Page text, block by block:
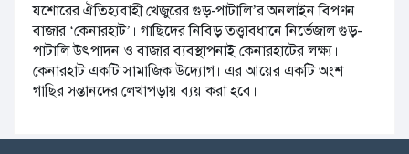
যশোরের ঐতিহ্যবাহী খেজুরের গুড়-পাটালি’র অনলাইন বিপণন
বাজার ‘কেনারহাট’। গাছিদের নিবিড় তত্ত্বাবধানে নির্ভেজাল গুড়-
পাটালি উৎপাদন ও বাজার ব্যবস্থাপনাই কেনারহাটের লক্ষ্য।
কেনারহাট একটি সামাজিক উদ্যোগ। এর আয়ের একটি অংশ
গাছির সন্তানদের লেখাপড়ায় ব্যয় করা হবে।